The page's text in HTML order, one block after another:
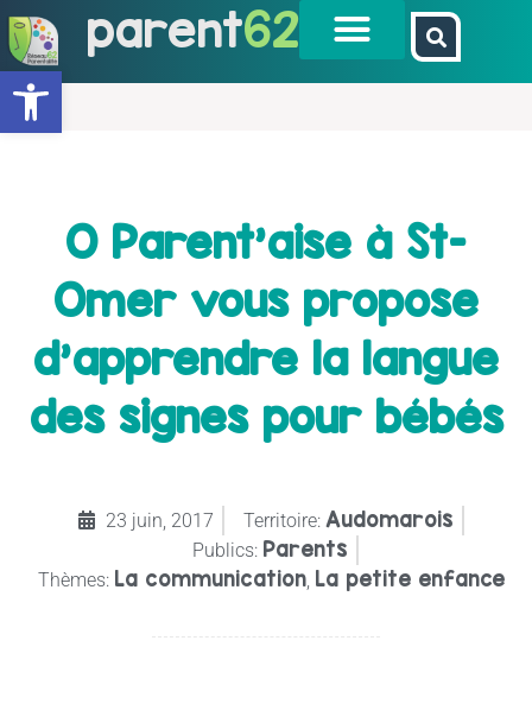
Ouvrir la barre d’outils
parent62
O Parent’aise à St-
Omer vous propose
d’apprendre la langue
des signes pour bébés
23 juin, 2017 Territoire: Audomarois
Publics: Parents
Thèmes: La communication, La petite enfance